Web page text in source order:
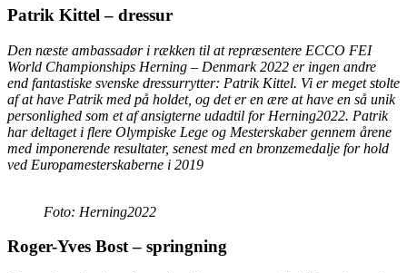
Patrik Kittel – dressur
Den næste ambassadør i rækken til at repræsentere ECCO FEI
World Championships Herning – Denmark 2022 er ingen andre
end fantastiske svenske dressurrytter: Patrik Kittel. Vi er meget stolte
af at have Patrik med på holdet, og det er en ære at have en så unik
personlighed som et af ansigterne udadtil for Herning2022. Patrik
har deltaget i flere Olympiske Lege og Mesterskaber gennem årene
med imponerende resultater, senest med en bronzemedalje for hold
ved Europamesterskaberne i 2019
Foto: Herning2022
Roger-Yves Bost – springning